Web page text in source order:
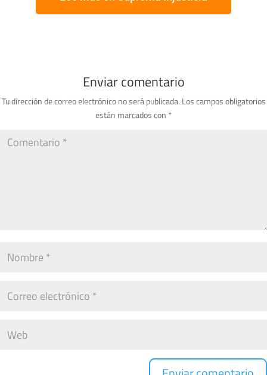
Enviar comentario
Tu dirección de correo electrónico no será publicada. Los campos obligatorios
están marcados con *